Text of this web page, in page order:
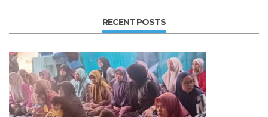
RECENT POSTS